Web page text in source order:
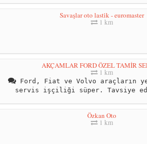
Savaşlar oto lasti̇k - euromaster
1 km
AKÇAMLAR FORD ÖZEL TAMİR
1 km
Ford, Fiat ve Volvo araçların
servis işçiliği süper. Tavsiye
Özkan Oto
1 km